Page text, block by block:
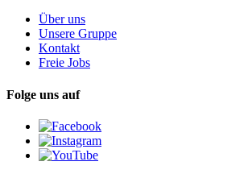
Über uns
Unsere Gruppe
Kontakt
Freie Jobs
Folge uns auf